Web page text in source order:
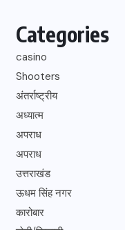
Categories
casino
Shooters
अंतर्राष्ट्रीय
अध्यात्म
अपराध
अपराध
उत्तराखंड
ऊधम सिंह नगर
कारोबार